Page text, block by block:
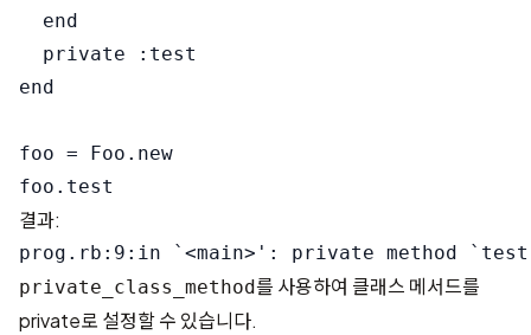
  end
  private :test
end
foo = Foo.new
결과:
private_class_method를 사용하여 클래스 메서드를
private로 설정할 수 있습니다.